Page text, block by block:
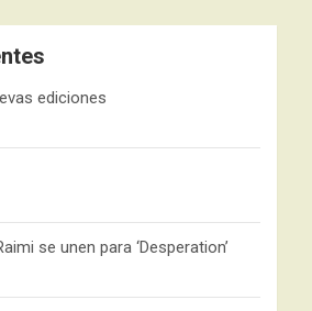
ediciones
se unen para ‘Desperation’